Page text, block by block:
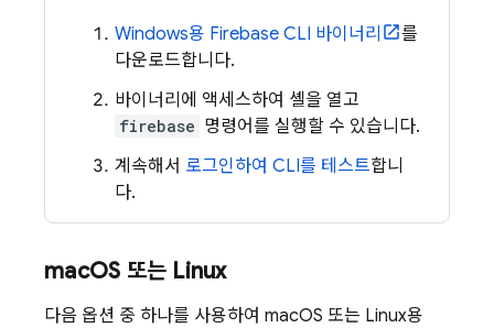
Windows용 Firebase CLI 바이너리
를
다운로드합니다.
바이너리에 액세스하여 셸을 열고
firebase 명령어를 실행할 수 있습니다.
계속해서 로그인하여 CLI를 테스트합니
다.
macOS 또는 Linux
다음 옵션 중 하나를 사용하여 macOS 또는 Linux용